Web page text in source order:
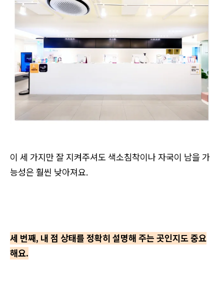
이 세 가지만 잘 지켜주셔도 색소침착이나 자국이 남을 가
능성은 훨씬 낮아져요.
세 번째, 내 점 상태를 정확히 설명해 주는 곳인지도 중요
해요.